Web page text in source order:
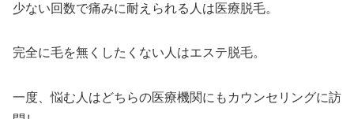
少ない回数で痛みに耐えられる人は医療脱毛。
完全に毛を無くしたくない人はエステ脱毛。
一度、悩む人はどちらの医療機関にもカウンセリングに訪